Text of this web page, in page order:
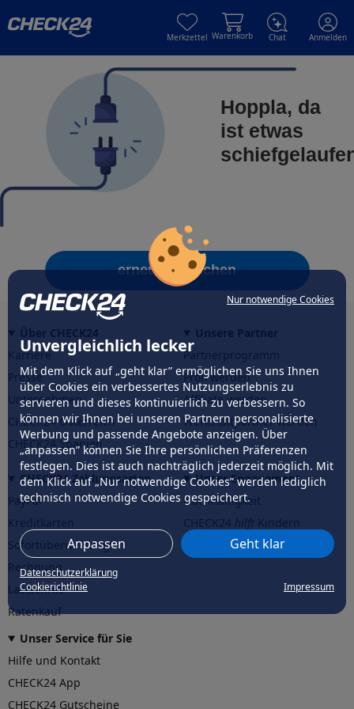
Nur notwendige Cookies
Unvergleichlich lecker
Mit dem Klick auf „geht klar” ermöglichen Sie uns Ihnen
über Cookies ein verbessertes Nutzungserlebnis zu
servieren und dieses kontinuierlich zu verbessern. So
können wir Ihnen bei unseren Partnern personalisierte
Werbung und passende Angebote anzeigen. Über
„anpassen” können Sie Ihre persönlichen Präferenzen
festlegen. Dies ist auch nachträglich jederzeit möglich. Mit
dem Klick auf „Nur notwendige Cookies” werden lediglich
technisch notwendige Cookies gespeichert.
Anpassen Geht klar
Datenschutzerklärung
Cookierichtlinie
Impressum
Merkzettel Warenkorb Chat Anmelden
Hoppla, da
ist etwas
erneut versuchen
Karriere
Presse
Unternehmen
CHECK24 Österreich
CHECK24 Spanien
Partnerprogramm
Profi werden
Affiliate werden
Werkstattpartner werden
CHECK24 Zahlungsarten
PayPal
Sofortüberweisung
Rechnung
Lastschrift
Ratenkauf
Unser Engagement
Nachhaltigkeit
CHECK24hilftder Natur
Unser Service für Sie
Hilfe und Kontakt
CHECK24 App
CHECK24 Gutscheine